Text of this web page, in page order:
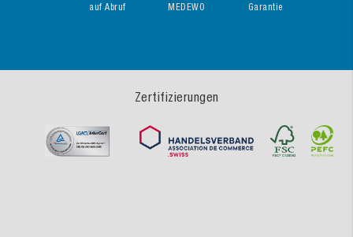
auf Abruf
MEDEWO
Garantie
Zertifizierungen